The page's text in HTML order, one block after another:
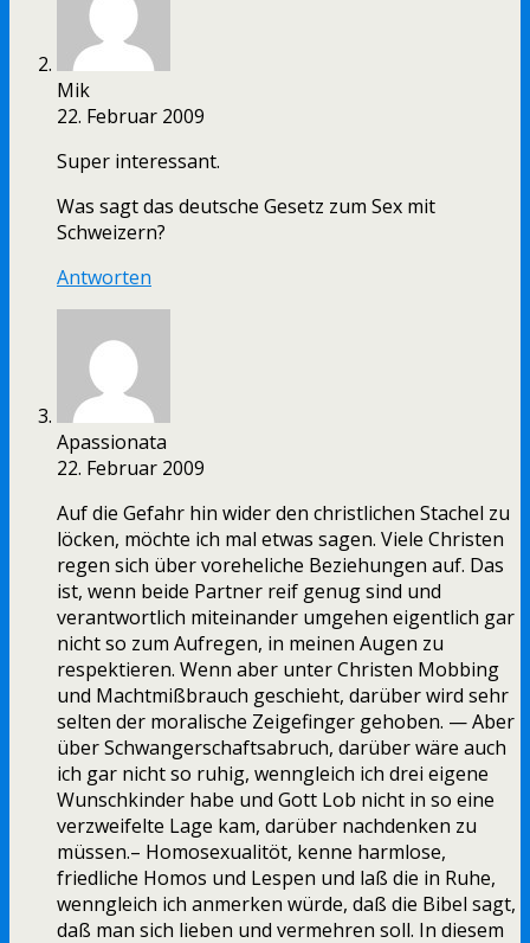
Mik
22. Februar 2009
Super interessant.
Was sagt das deutsche Gesetz zum Sex mit
Schweizern?
Antworten
Apassionata
22. Februar 2009
Auf die Gefahr hin wider den christlichen Stachel zu
löcken, möchte ich mal etwas sagen. Viele Christen
regen sich über voreheliche Beziehungen auf. Das
ist, wenn beide Partner reif genug sind und
verantwortlich miteinander umgehen eigentlich gar
nicht so zum Aufregen, in meinen Augen zu
respektieren. Wenn aber unter Christen Mobbing
und Machtmißbrauch geschieht, darüber wird sehr
selten der moralische Zeigefinger gehoben. — Aber
über Schwangerschaftsabruch, darüber wäre auch
ich gar nicht so ruhig, wenngleich ich drei eigene
Wunschkinder habe und Gott Lob nicht in so eine
verzweifelte Lage kam, darüber nachdenken zu
müssen.– Homosexualitöt, kenne harmlose,
friedliche Homos und Lespen und laß die in Ruhe,
wenngleich ich anmerken würde, daß die Bibel sagt,
daß man sich lieben und vermehren soll. In diesem